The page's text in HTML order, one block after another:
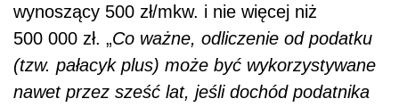
wynoszący 500 zł/mkw. i nie więcej niż
500 000 zł. „Co ważne, odliczenie od podatku
(tzw. pałacyk plus) może być wykorzystywane
nawet przez sześć lat, jeśli dochód podatnika